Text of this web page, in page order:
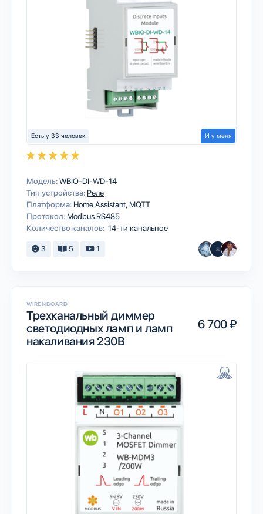
Есть у 33 человек И у меня
Модель:WBIO-DI-WD-14
Тип устройства: Реле
Платформа: Home Assistant MQTT
Протокол: Modbus RS485
Количество каналов: 14-ти канальное
3 5 1
WIRENBOARD
Трехканальный диммер
светодиодных ламп и ламп
накаливания 230В
6 700 ₽